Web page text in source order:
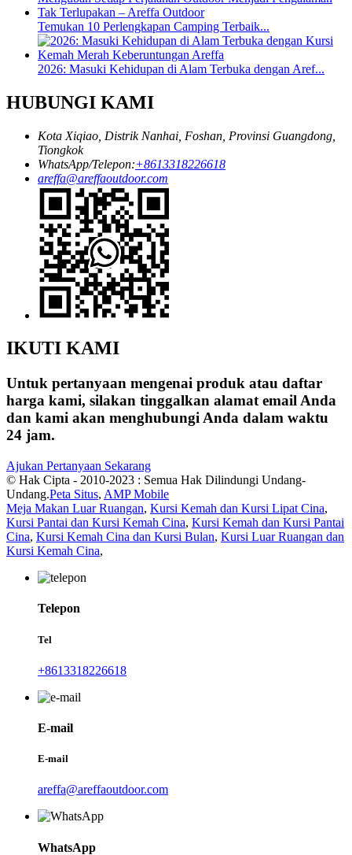
Temukan 10 Perlengkapan Camping Terbaik...
2026: Masuki Kehidupan di Alam Terbuka dengan Aref...
HUBUNGI KAMI
Kota Xiqiao, Distrik Nanhai, Foshan, Provinsi Guangdong,
Tiongkok
WhatsApp/Telepon:+8613318226618
areffa@areffaoutdoor.com
IKUTI KAMI
Untuk pertanyaan mengenai produk atau daftar
harga kami, silakan tinggalkan alamat email Anda
dan kami akan menghubungi Anda dalam waktu
24 jam.
Ajukan Pertanyaan Sekarang
© Hak Cipta - 2010-2023 : Semua Hak Dilindungi Undang-
Undang.Peta Situs, AMP Mobile
Meja Makan Luar Ruangan, Kursi Kemah dan Kursi Lipat Cina,
Kursi Pantai dan Kursi Kemah Cina, Kursi Kemah dan Kursi Pantai
Cina, Kursi Kemah Cina dan Kursi Bulan, Kursi Luar Ruangan dan
Kursi Kemah Cina,
Telepon
Tel
+8613318226618
E-mail
E-mail
areffa@areffaoutdoor.com
WhatsApp